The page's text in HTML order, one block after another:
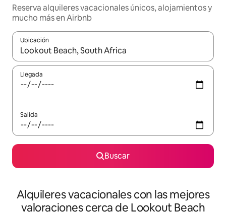
Reserva alquileres vacacionales únicos, alojamientos y
mucho más en Airbnb
Ubicación
Cuando los resultados estén disponibles, navega con las
Llegada
Salida
Buscar
Alquileres vacacionales con las mejores
valoraciones cerca de Lookout Beach